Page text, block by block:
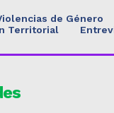
de Género
Territorial